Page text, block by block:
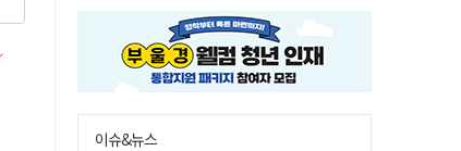
이슈&뉴스